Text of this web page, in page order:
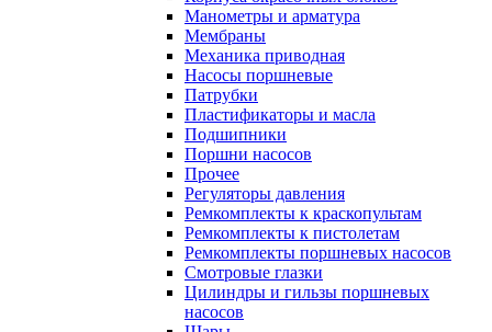
Манометры и арматура
Мембраны
Механика приводная
Насосы поршневые
Патрубки
Пластификаторы и масла
Подшипники
Поршни насосов
Прочее
Регуляторы давления
Ремкомплекты к краскопультам
Ремкомплекты к пистолетам
Ремкомплекты поршневых насосов
Смотровые глазки
Цилиндры и гильзы поршневых
насосов